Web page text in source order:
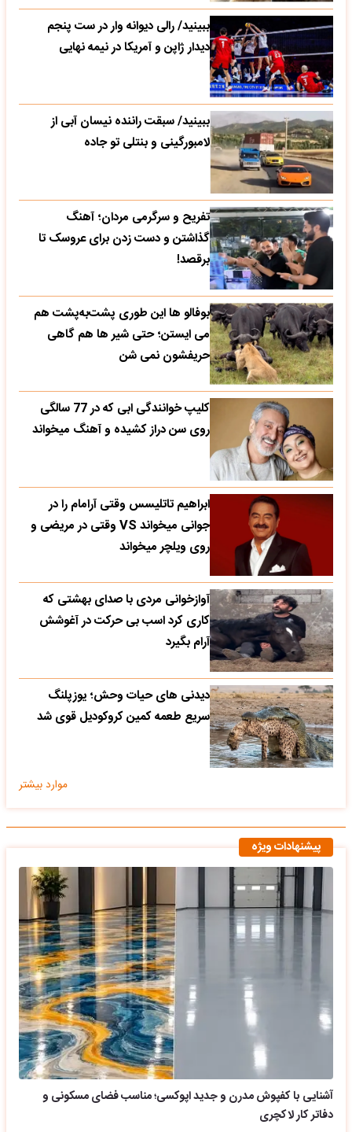
ببینید/ رالی دیوانه وار در ست پنجم
دیدار ژاپن و آمریکا در نیمه نهایی
ببینید/ سبقت راننده نیسان آبی از
لامبورگینی و بنتلی تو جاده
تفریح و سرگرمی مردان؛ آهنگ
گذاشتن و دست زدن برای عروسک تا
برقصد!
بوفالو ها این‌ طوری پشت‌به‌پشت هم
می‌ ایستن؛ حتی شیر ها هم گاهی
حریفشون نمی‌ شن
کلیپ خوانندگی ابی که در 77 سالگی
روی سن دراز کشیده و آهنگ میخواند
ابراهیم تاتلیسس وقتی آرامام را در
جوانی میخواند VS وقتی در مریضی و
روی ویلچر میخواند
آوازخوانی مردی با صدای بهشتی که
کاری کرد اسب بی حرکت در آغوشش
آرام بگیرد
دیدنی های حیات وحش؛ یوزپلنگ
سریع طعمه کمین کروکودیل قوی شد
موارد بیشتر
پیشنهادات ویژه
آشنایی با کفپوش مدرن و جدید اپوکسی؛ مناسب فضای مسکونی و
دفاتر کار لاکچری